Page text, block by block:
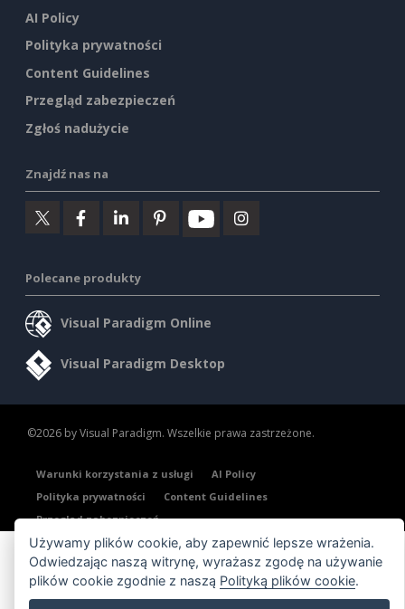
AI Policy
Polityka prywatności
Content Guidelines
Przegląd zabezpieczeń
Zgłoś nadużycie
Znajdź nas na
Polecane produkty
Visual Paradigm Online
Visual Paradigm Desktop
©2026 by Visual Paradigm. Wszelkie prawa zastrzeżone.
Warunki korzystania z usługi
AI Policy
Polityka prywatności
Content Guidelines
Przegląd zabezpieczeń
Używamy plików cookie, aby zapewnić lepsze wrażenia.
Odwiedzając naszą witrynę, wyrażasz zgodę na używanie
plików cookie zgodnie z naszą Polityką plików cookie.